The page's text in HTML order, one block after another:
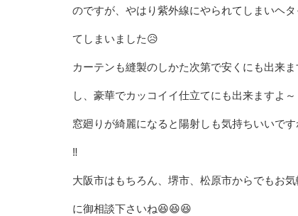
のですが、やはり紫外線にやられてしまいヘタ
てしまいました😥
カーテンも縫製のしかた次第で安くにも出来ま
し、豪華でカッコイイ仕立てにも出来ますよ～
窓廻りが綺麗になると陽射しも気持ちいいです
‼️
大阪市はもちろん、堺市、松原市からでもお気
に御相談下さいね😆😆😆